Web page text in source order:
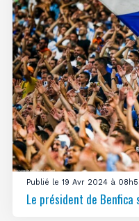
Publié le 19 Avr 2024 à
Le président de Benfica